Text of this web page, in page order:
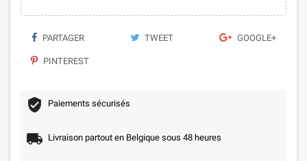
PARTAGER TWEET GOOGLE+
PINTEREST
Paiements sécurisés
Livraison partout en Belgique sous 48 heures